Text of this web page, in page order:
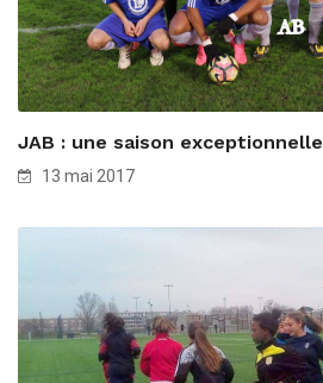
JAB : une saison exceptionnelle
13 mai 2017